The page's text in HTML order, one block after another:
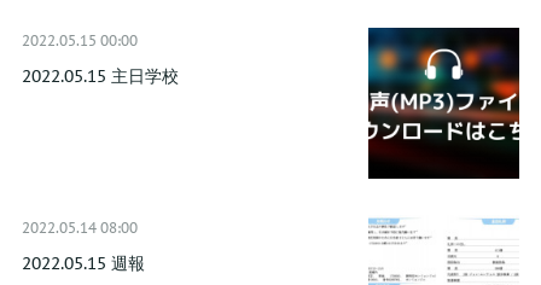
2022.05.15 00:00
2022.05.15 主日学校
2022.05.14 08:00
2022.05.15 週報